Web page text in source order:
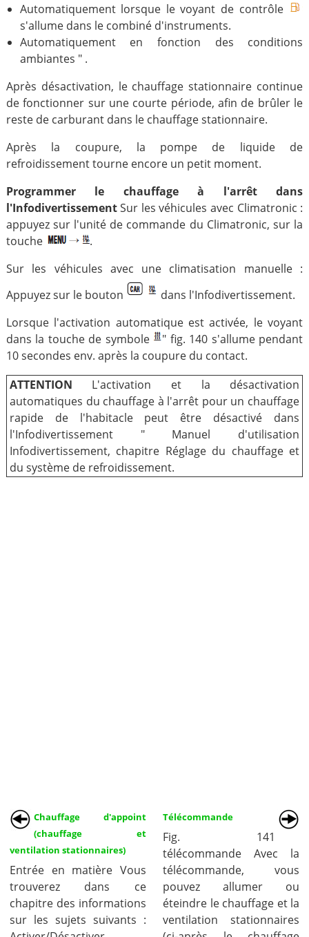
Automatiquement lorsque le voyant de contrôle
s'allume dans le combiné d'instruments.
Automatiquement en fonction des conditions
ambiantes " .
Après désactivation, le chauffage stationnaire continue
de fonctionner sur une courte période, afin de brûler le
reste de carburant dans le chauffage stationnaire.
Après la coupure, la pompe de liquide de
refroidissement tourne encore un petit moment.
Programmer le chauffage à l'arrêt dans
l'InfodivertissementSur les véhicules avec Climatronic :
appuyez sur l'unité de commande du Climatronic, sur la
touche
.
Sur les véhicules avec une climatisation manuelle :
Appuyez sur le bouton
dans l'Infodivertissement.
Lorsque l'activation automatique est activée, le voyant
dans la touche de symbole
" fig. 140 s'allume pendant
10 secondes env. après la coupure du contact.
ATTENTION L'activation et la désactivation
automatiques du chauffage à l'arrêt pour un chauffage
rapide de l'habitacle peut être désactivé dans
l'Infodivertissement " Manuel d'utilisation
Infodivertissement, chapitre Réglage du chauffage et
du système de refroidissement.
Chauffage d'appoint
(chauffage et
ventilation stationnaires)
Entrée en matière Vous
trouverez dans ce
chapitre des informations
sur les sujets suivants :
Télécommande
Fig. 141
télécommande Avec la
télécommande, vous
pouvez allumer ou
éteindre le chauffage et la
ventilation stationnaires